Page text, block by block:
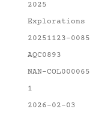
2025
Explorations
20251123-0085
AQC0893
NAN-COL000065
1
2026-02-03